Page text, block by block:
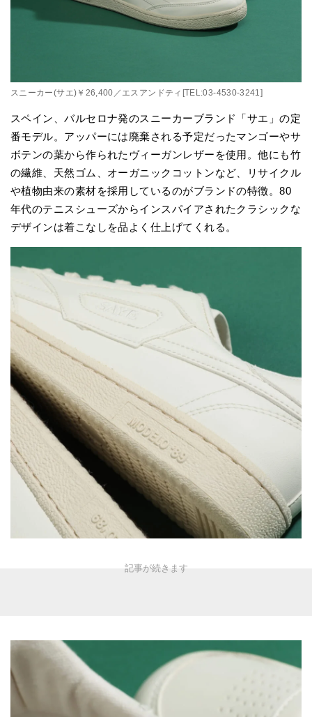
スニーカー(サエ)￥26,400／エスアンドティ[TEL:03-4530-3241]
スペイン、バルセロナ発のスニーカーブランド「サエ」の定
番モデル。アッパーには廃棄される予定だったマンゴーやサ
ボテンの葉から作られたヴィーガンレザーを使用。他にも竹
の繊維、天然ゴム、オーガニックコットンなど、リサイクル
や植物由来の素材を採用しているのがブランドの特徴。80
年代のテニスシューズからインスパイアされたクラシックな
デザインは着こなしを品よく仕上げてくれる。